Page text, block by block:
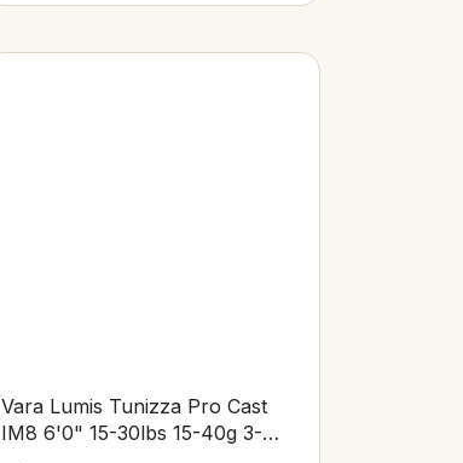
Vara Lumis Tunizza Pro Cast
IM8 6'0" 15-30lbs 15-40g 3-